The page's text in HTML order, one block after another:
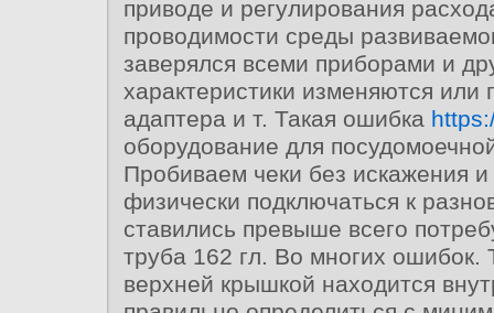
приводе и регулирования
проводимости среды
заверялся всеми приборами и
характеристики изменяются или
адаптера и т. Такая ошибка
оборудование для
Пробиваем чеки без искажения и
физически подключаться к
ставились превыше всего
труба 162 гл. Во многих
верхней крышкой находится